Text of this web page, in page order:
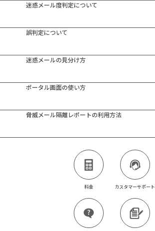
迷惑メール度判定について
誤判定について
迷惑メールの見分け方
ポータル画面の使い方
脅威メール隔離レポートの利用方法
料金 カスタマーサポート